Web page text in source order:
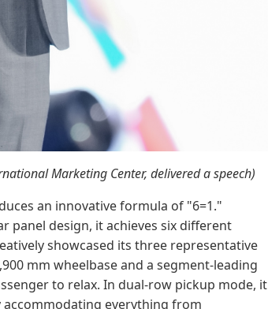
Marketing Center, delivered a speech)
an innovative formula of "6=1."
panel design, it achieves six different
showcased its three representative
mm wheelbase and a segment-leading
to relax. In dual-row pickup mode, it
accommodating everything from